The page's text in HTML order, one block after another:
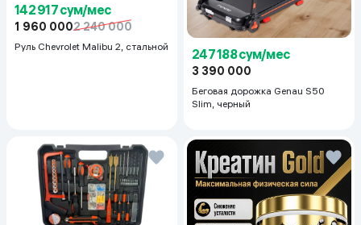
142 917 сум/мес
1 960 0002 240 000
Руль Chevrolet Malibu 2, cтальной
247 188 сум/мес
3 390 000
Беговая дорожка Genau S50
Slim, черный